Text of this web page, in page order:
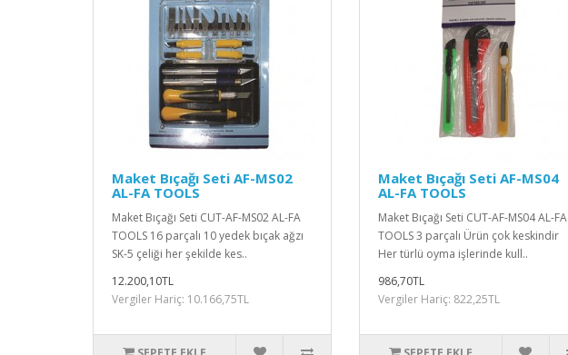
Maket Bıçağı Seti AF-MS02
AL-FA TOOLS
Maket Bıçağı Seti CUT-AF-MS02 AL-FA
TOOLS 16 parçalı 10 yedek bıçak ağzı
SK-5 çeliği her şekilde kes..
12.200,10TL
Vergiler Hariç: 10.166,75TL
Maket Bıçağı Seti AF-MS04
AL-FA TOOLS
Maket Bıçağı Seti CUT-AF-MS04 AL-FA
TOOLS 3 parçalı Ürün çok keskindir
Her türlü oyma işlerinde kull..
986,70TL
Vergiler Hariç: 822,25TL